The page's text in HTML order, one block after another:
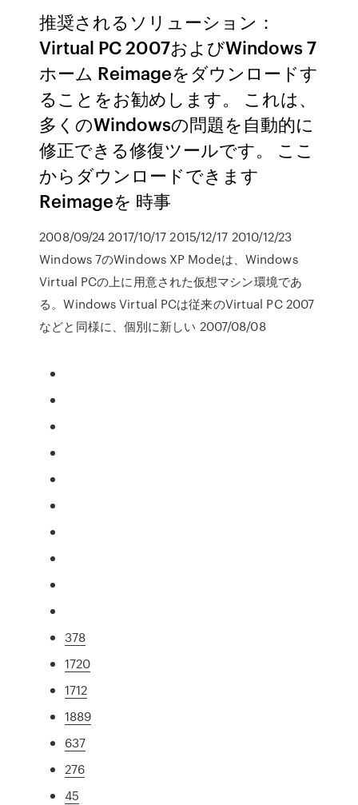
推奨されるソリューション：
Virtual PC 2007およびWindows 7
ホーム Reimageをダウンロードす
ることをお勧めします。 これは、
多くのWindowsの問題を自動的に
修正できる修復ツールです。 ここ
からダウンロードできます
Reimageを 時事
2008/09/24 2017/10/17 2015/12/17 2010/12/23
Windows 7のWindows XP Modeは、Windows
Virtual PCの上に用意された仮想マシン環境であ
る。Windows Virtual PCは従来のVirtual PC 2007
などと同様に、個別に新しい 2007/08/08
378
1720
1712
1889
637
276
45